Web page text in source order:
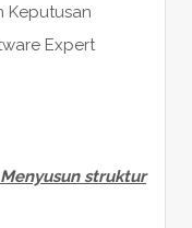
Keputusan
Expert
struktur